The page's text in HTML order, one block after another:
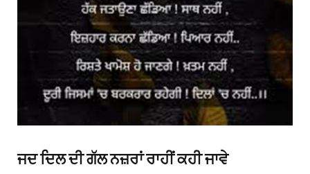
ਜਦ ਦਿਲ ਦੀ ਗੱਲ ਨਜ਼ਰਾਂ ਰਾਹੀਂ ਕਹੀ ਜਾਵੇ